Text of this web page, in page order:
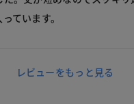
ています。
レビューをもっと見る